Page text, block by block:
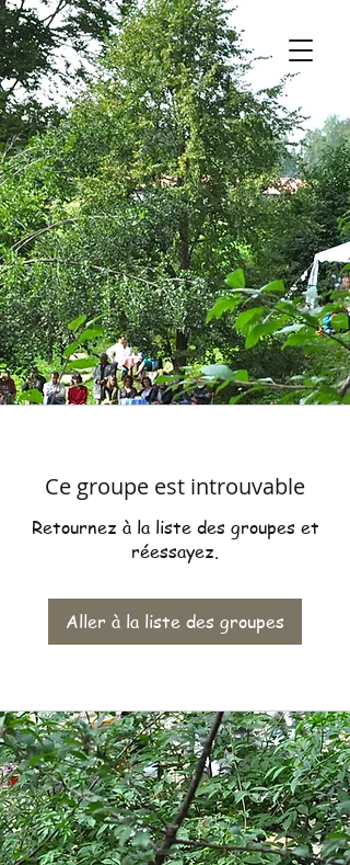
Ce groupe est introuvable
Retournez à la liste des groupes et
réessayez.
Aller à la liste des groupes